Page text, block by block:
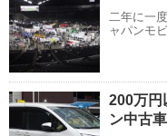
二年に一
ャパンモ
200万円
ン中古